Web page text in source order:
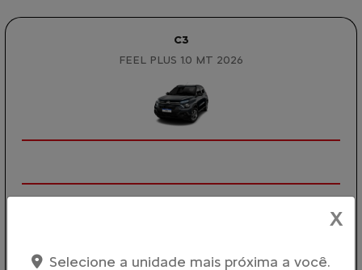
C3
FEEL PLUS 1.0 MT 2026
X
Selecione a unidade mais próxima a você.